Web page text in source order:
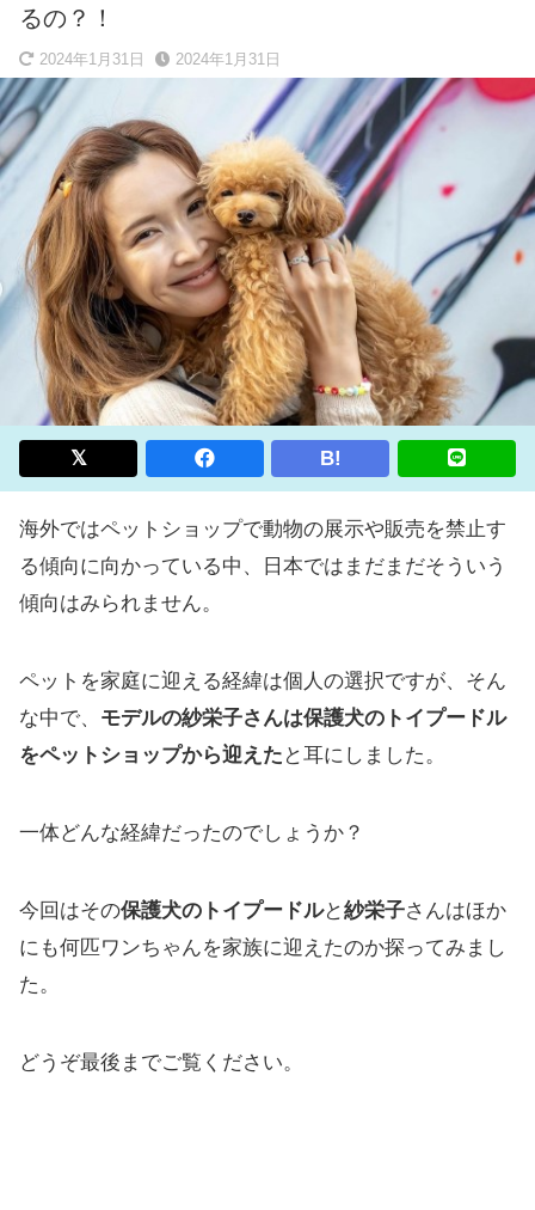
るの？！
2024年1月31日 2024年1月31日
B!
海外ではペットショップで動物の展示や販売を禁止す
る傾向に向かっている中、日本ではまだまだそういう
傾向はみられません。
ペットを家庭に迎える経緯は個人の選択ですが、そん
な中で、 モデルの紗栄子さんは保護犬のトイプードル
をペットショップから迎えた と耳にしました。
一体どんな経緯だったのでしょうか？
今回はその保護犬のトイプードルと紗栄子さんはほか
にも何匹ワンちゃんを家族に迎えたのか探ってみまし
た。
どうぞ最後までご覧ください。